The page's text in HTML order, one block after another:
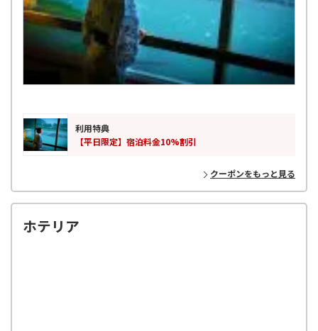
利用特典
【平日限定】宿泊料金10%割引
クーポンをもっと見る
ホテリア